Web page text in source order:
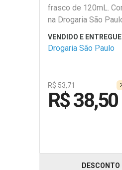
frasco de 120mL.
na Drogaria São
Drogaria São Paulo
R$ 53,71
R$ 38,50
DESCONTO